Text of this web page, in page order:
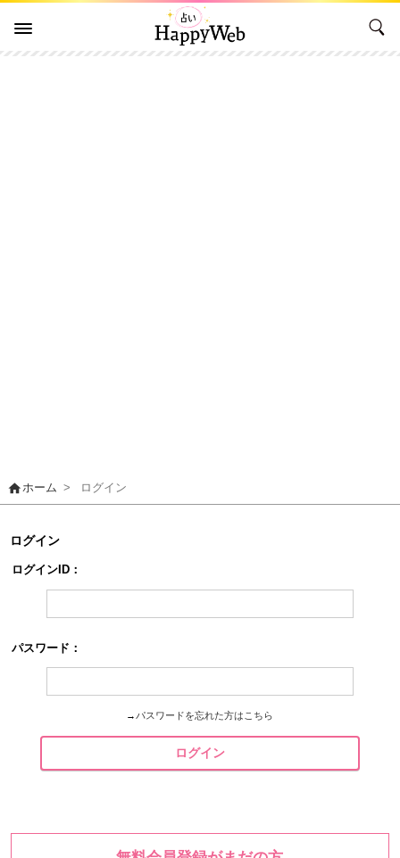
homeホーム > ログイン
ログイン
ログインID：
パスワード：
→ パスワードを忘れた方はこちら
ログイン